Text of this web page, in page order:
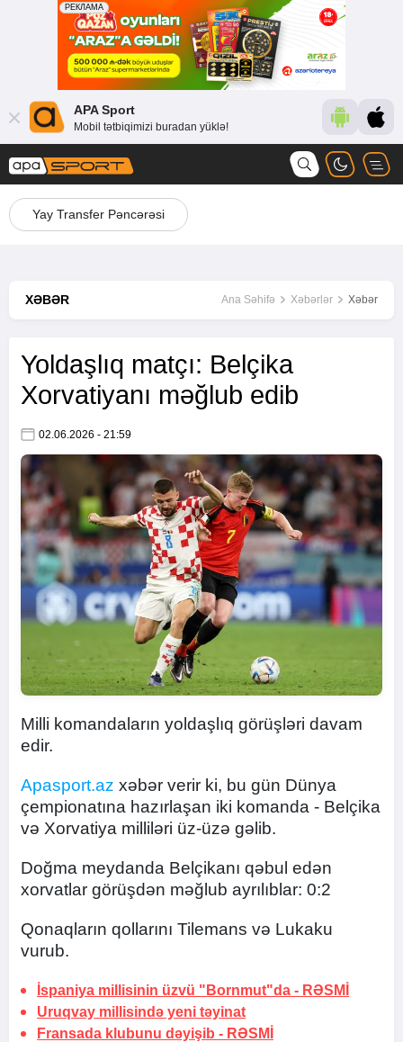
APA Sport
Mobil tətbiqimizi buradan yüklə!
Yay Transfer Pəncərəsi
XƏBƏR Ana Səhifə Xəbərlər Xəbər
Yoldaşlıq matçı: Belçika
Xorvatiyanı məğlub edib
02.06.2026 - 21:59
Milli komandaların yoldaşlıq görüşləri davam
edir.
Apasport.az xəbər verir ki, bu gün Dünya
çempionatına hazırlaşan iki komanda - Belçika
və Xorvatiya milliləri üz-üzə gəlib.
Doğma meydanda Belçikanı qəbul edən
xorvatlar görüşdən məğlub ayrılıblar: 0:2
Qonaqların qollarını Tilemans və Lukaku
vurub.
İspaniya millisinin üzvü "Bornmut"da - RƏSMİ
Uruqvay millisində yeni təyinat
Fransada klubunu dəyişib - RƏSMİ